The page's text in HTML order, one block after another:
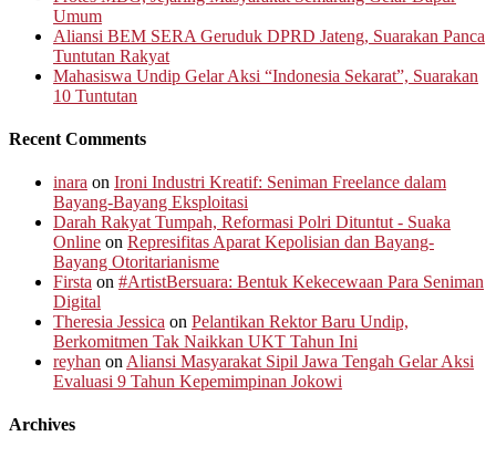
Umum
Aliansi BEM SERA Geruduk DPRD Jateng, Suarakan Panca
Tuntutan Rakyat
Mahasiswa Undip Gelar Aksi “Indonesia Sekarat”, Suarakan
10 Tuntutan
Recent Comments
inara on Ironi Industri Kreatif: Seniman Freelance dalam
Bayang-Bayang Eksploitasi
Darah Rakyat Tumpah, Reformasi Polri Dituntut - Suaka
Online on Represifitas Aparat Kepolisian dan Bayang-
Bayang Otoritarianisme
Firsta on #ArtistBersuara: Bentuk Kekecewaan Para Seniman
Digital
Theresia Jessica on Pelantikan Rektor Baru Undip,
Berkomitmen Tak Naikkan UKT Tahun Ini
reyhan on Aliansi Masyarakat Sipil Jawa Tengah Gelar Aksi
Evaluasi 9 Tahun Kepemimpinan Jokowi
Archives